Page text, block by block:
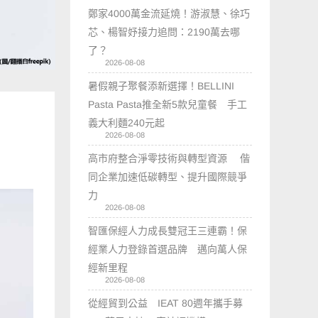
鄭家4000萬金流延燒！游淑慧、徐巧
芯、楊智妤接力追問：2190萬去哪
了？
2026-08-08
暑假親子聚餐添新選擇！BELLINI
Pasta Pasta推全新5款兒童餐 手工
義大利麵240元起
2026-08-08
高市府整合淨零技術與轉型資源 偕
同企業加速低碳轉型、提升國際競爭
力
2026-08-08
智匯保經人力成長雙冠王三連霸！保
經業人力登錄首選品牌 邁向萬人保
經新里程
2026-08-08
從經貿到公益 IEAT 80週年攜手募